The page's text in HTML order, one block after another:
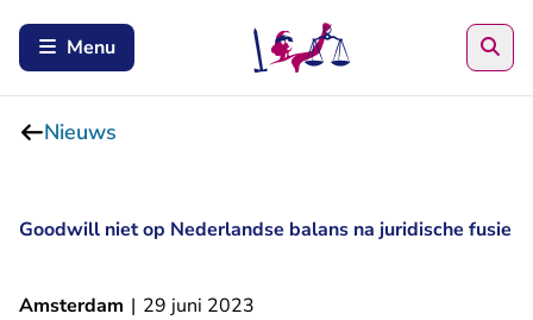
Menu
Nieuws
Goodwill niet op Nederlandse balans na juridische fusie
Amsterdam | 29 juni 2023